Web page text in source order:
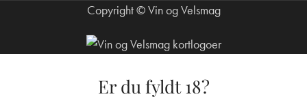
Copyright © Vin og Velsmag
Er du fyldt 18?